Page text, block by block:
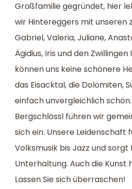
Großfamilie gegründet, hier
wir Hintereggers mit unseren
Gabriel, Valeria, Juliane,
Ägidius, Iris und den
können uns keine schönere
das Eisacktal, die Dolomiten,
einfach unvergleichlich
Bergschlössl führen wir
sich ein. Unsere Leidenschaft
Volksmusik bis Jazz und
Unterhaltung. Auch die Kunst
Lassen Sie sich überraschen!